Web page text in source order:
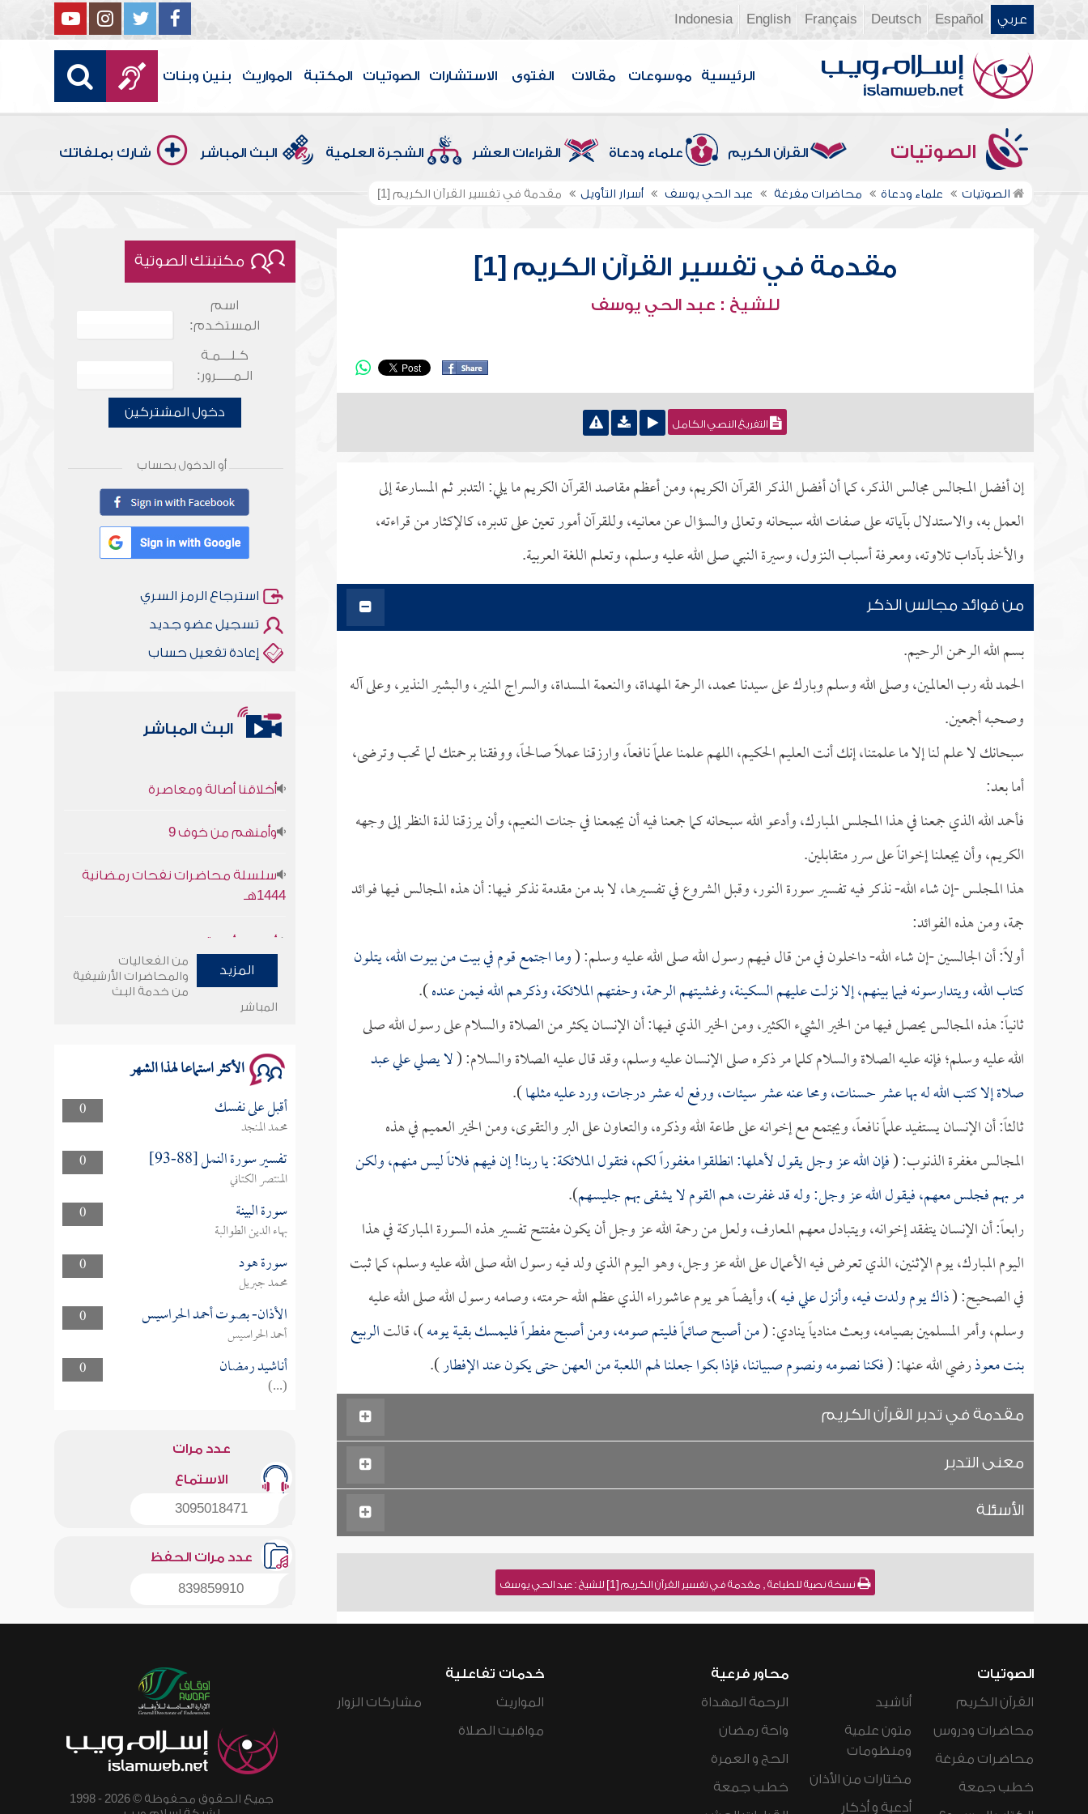
عربي Español
Deutsch
Français
English
Indonesia
الرئيسية موسوعات مقالات الفتوى الاستشارات الصوتيات المكتبة المواريث بنين وبنات
الصوتيات القرآن الكريم علماء ودعاة القراءات العشر الشجرة العلمية البث المباشر شارك بملفاتك
الصوتيات علماء ودعاة محاضرات مفرغة عبد الحي يوسف أسرار التأويل مقدمة في تفسير القرآن الكريم [1]
مقدمة في تفسير القرآن الكريم [1]
للشيخ : عبد الحي يوسف
التفريغ النصي الكامل
إن أفضل المجالس مجالس الذكر، كما أن أفضل الذكر القرآن الكريم، ومن أعظم مقاصد القرآن الكريم ما يلي: التدبر ثم المسارعة إلى
العمل به، والاستدلال بآياته على صفات الله سبحانه وتعالى والسؤال عن معانيه، وللقرآن أمور تعين على تدبره، كالإكثار من قراءته،
والأخذ بآداب تلاوته، ومعرفة أسباب النزول، وسيرة النبي صلى الله عليه وسلم، وتعلم اللغة العربية.
من فوائد مجالس الذكر
بسم الله الرحمن الرحيم.
الحمد لله رب العالمين، وصلى الله وسلم وبارك على سيدنا محمد، الرحمة المهداة، والنعمة المسداة، والسراج المنير، والبشير النذير، وعلى آله
وصحبه أجمعين.
سبحانك لا علم لنا إلا ما علمتنا، إنك أنت العليم الحكيم، اللهم علمنا علماً نافعاً، وارزقنا عملاً صالحاً، ووفقنا برحمتك لما تحب وترضى،
أما بعد:
فأحمد الله الذي جمعنا في هذا المجلس المبارك، وأدعو الله سبحانه كما جمعنا فيه أن يجمعنا في جنات النعيم، وأن يرزقنا لذة النظر إلى وجهه
الكريم، وأن يجعلنا إخواناً على سرر متقابلين.
هذا المجلس -إن شاء الله- نذكر فيه تفسير سورة النور، وقبل الشروع في تفسيرها، لا بد من مقدمة نذكر فيها: أن هذه المجالس فيها فوائد
جمة، ومن هذه الفوائد:
أولاً: أن الجالسين -إن شاء الله- داخلون في من قال فيهم رسول الله صلى الله عليه وسلم: (وما اجتمع قوم في بيت من بيوت الله، يتلون
كتاب الله، ويتدارسونه فيما بينهم، إلا نزلت عليهم السكينة، وغشيتهم الرحمة، وحفتهم الملائكة، وذكرهم الله فيمن عنده).
ثانياً: هذه المجالس يحصل فيها من الخير الشيء الكثير، ومن الخير الذي فيها: أن الإنسان يكثر من الصلاة والسلام على رسول الله صلى
الله عليه وسلم؛ فإنه عليه الصلاة والسلام كلما مر ذكره صلى الإنسان عليه وسلم، وقد قال عليه الصلاة والسلام: (لا يصلي علي عبد
صلاة إلا كتب الله له بها عشر حسنات، ومحا عنه عشر سيئات، ورفع له عشر درجات، ورد عليه مثلها).
ثالثاً: أن الإنسان يستفيد علماً نافعاً، ويجتمع مع إخوانه على طاعة الله وذكره، والتعاون على البر والتقوى، ومن الخير العميم في هذه
المجالس مغفرة الذنوب: (فإن الله عز وجل يقول لأهلها: انطلقوا مغفوراً لكم، فتقول الملائكة: يا ربنا! إن فيهم فلاناً ليس منهم، ولكن
مر بهم فجلس معهم، فيقول الله عز وجل: وله قد غفرت، هم القوم لا يشقى بهم جليسهم).
رابعاً: أن الإنسان يتفقد إخوانه، ويتبادل معهم المعارف، ولعل من رحمة الله عز وجل أن يكون مفتتح تفسير هذه السورة المباركة في هذا
اليوم المبارك، يوم الإثنين، الذي تعرض فيه الأعمال على الله عز وجل، وهو اليوم الذي ولد فيه رسول الله صلى الله عليه وسلم، كما ثبت
في الصحيح: (ذاك يوم ولدت فيه، وأنزل علي فيه)، وأيضاً هو يوم عاشوراء الذي عظم الله حرمته، وصامه رسول الله صلى الله عليه
وسلم، وأمر المسلمين بصيامه، وبعث منادياً ينادي: (من أصبح صائماً فليتم صومه، ومن أصبح مفطراً فليمسك بقية يومه)، قالتالربيع
بنت معوذرضي الله عنها: (فكنا نصومه ونصوم صبياننا، فإذا بكوا جعلنا لهم اللعبة من العهن حتى يكون عند الإفطار).
مقدمة في تدبر القرآن الكريم
معنى التدبر
الأسئلة
نسخة نصية للطباعة , مقدمة في تفسير القرآن الكريم [1] للشيخ : عبد الحي يوسف
مكتبتك الصوتية
اسم
المستخدم:
كـلـــمـة
الـمـــــرور:
دخول المشتركين
أو الدخول بحساب
استرجاع الرمز السري
تسجيل عضو جديد
إعادة تفعيل حساب
البث المباشر
1444هـ
وأمنهم من خوف 9
سلسلة محاضرات نفحات رمضانية
المزيد
من الفعاليات
والمحاضرات الأرشيفية
من خدمة البث
المباشر
الأكثر استماعا لهذا الشهر
0 أقبل على نفسك
محمد المنجد
0
تفسير سورة النمل [88-93]
المنتصر الكتاني
0
سورة البينة
بهاء الدين الطوالبة
0
سورة هود
محمد جبريل
0
الأذان- بصوت أحمد الحراسيس
أحمد الحراسيس
0
أناشيد رمضان
(...)
عدد مرات
الاستماع
3095018471
عدد مرات الحفظ
839859910
الصوتيات
القرآن الكريم
محاضرات ودروس
محاضرات مفرغة
خطب جمعة
أناشيد
متون علمية
ومنظومات
مختارات من الأذان
أدعية و أذكار
محاور فرعية
الرحمة المهداة
واحة رمضان
الحج و العمرة
خطب جمعة
خدمات تفاعلية
المواريث
مواقيت الصلاة
مشاركات الزوار
جميع الحقوق محفوظة © 2026 - 1998